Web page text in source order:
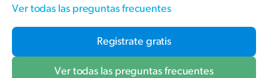
Ver todas las preguntas frecuentes
Registrate gratis
Ver todas las preguntas frecuentes